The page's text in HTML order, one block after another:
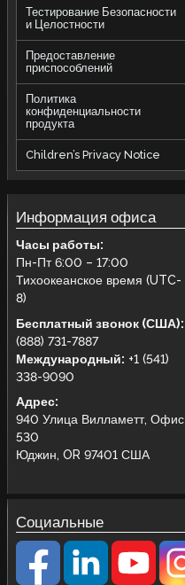
Тестирование Безопасности
и Целостности
Предоставление
приспособлений
Политика
конфиденциальности
продукта
Children’s Privacy Notice
Информация офиса
Часы работы:
Пн-Пт 6:00 – 17:00
Тихоокеанское время (UTC-
8)
Бесплатный звонок (США):
(888) 731-7887
Международный: +1 (541)
338-9090
Адрес:
940 Улица Вилламетт, Офис
530
Юджин, OR 97401 США
Социальные